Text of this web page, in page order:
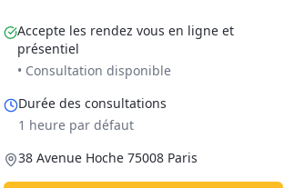
Accepte les rendez vous en ligne et
présentiel
• Consultation disponible
Durée des consultations
1 heure par défaut
38 Avenue Hoche 75008 Paris